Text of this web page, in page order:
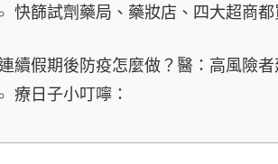
快篩試劑藥局、藥妝店、四大超商
續假期後防疫怎麼做？醫：高風險者
療日子小叮嚀：